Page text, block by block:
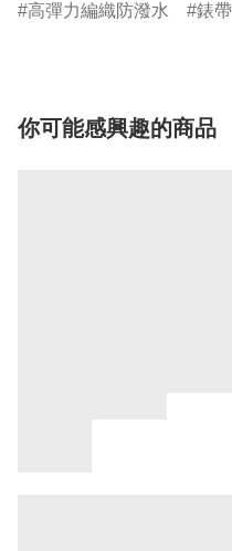
高彈力編織防潑水
錶帶
你可能感興趣的商品